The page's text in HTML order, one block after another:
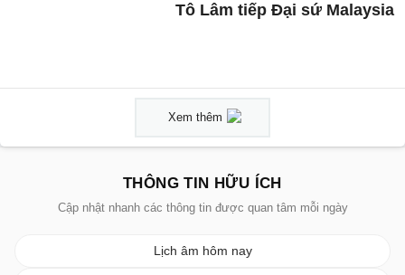
Tô Lâm tiếp Đại sứ Malaysia
Xem thêm
THÔNG TIN HỮU ÍCH
Cập nhật nhanh các thông tin được quan tâm mỗi ngày
Lịch âm hôm nay